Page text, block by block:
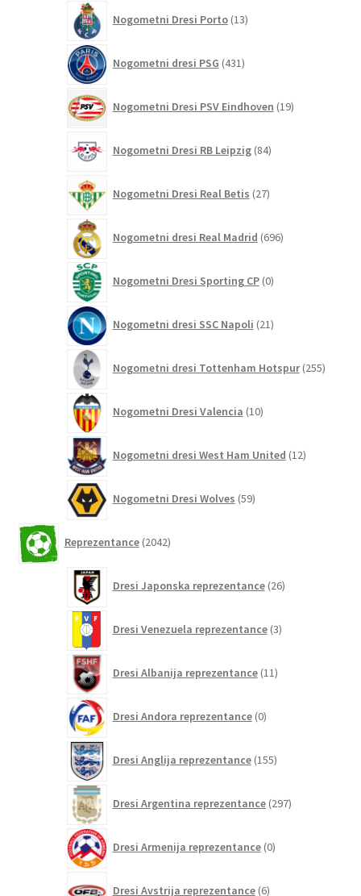
Nogometni Dresi Porto 13izdelkov
Nogometni dresi PSG 431izdelkov
Nogometni Dresi PSV Eindhoven 19izdelkov
Nogometni Dresi RB Leipzig 84izdelkov
Nogometni Dresi Real Betis 27izdelkov
Nogometni dresi Real Madrid 696izdelkov
Nogometni Dresi Sporting CP 0izdelkov
Nogometni dresi SSC Napoli 21izdelkov
Nogometni dresi Tottenham Hotspur 255
Nogometni Dresi Valencia 10izdelkov
Nogometni dresi West Ham United 12izdelkov
Nogometni Dresi Wolves 59izdelkov
Reprezentance 2042izdelkov
Dresi Japonska reprezentance 26izdelkov
Dresi Venezuela reprezentance 3izdelki
Dresi Albanija reprezentance 11izdelkov
Dresi Andora reprezentance 0izdelkov
Dresi Anglija reprezentance 155izdelkov
Dresi Argentina reprezentance 297izdelkov
Dresi Armenija reprezentance 0izdelkov
Dresi Avstrija reprezentance 6